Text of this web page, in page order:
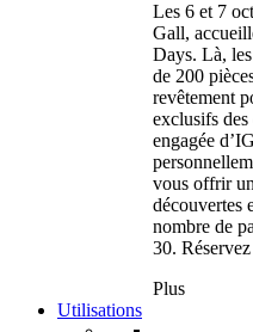
Les 6 et 7
Gall,
Days. Là,
de 200
revêtement
exclusifs des
engagée
vous offrir
découvertes
nombre de
30.
Plus
Utilisations